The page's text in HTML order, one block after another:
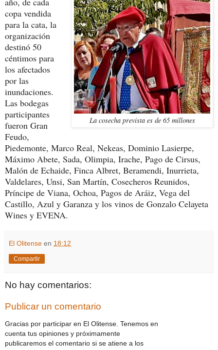
La cosecha prevista es de 65 millones
copa vendida
para la cata, la
organización
destinó 50
céntimos para
los afectados
por las
inundaciones.
Las bodegas
participantes
fueron Gran
Feudo,
Piedemonte, Marco Real, Nekeas, Dominio Lasierpe,
Máximo Abete, Sada, Olimpia, Irache, Pago de Cirsus,
Malón de Echaide, Finca Albret, Beramendi, Inurrieta,
Valdelares, Unsi, San Martín, Cosecheros Reunidos,
Príncipe de Viana, Ochoa, Pagos de Aráiz, Vega del
Castillo, Azul y Garanza y los vinos de Gonzalo Celayeta
Wines y EVENA.
El Olitense en 18:12
Compartir
No hay comentarios:
Publicar un comentario
Gracias por participar en El Olitense. Tenemos en
cuenta tus opiniones y próximamente
publicaremos el comentario si se atiene a los